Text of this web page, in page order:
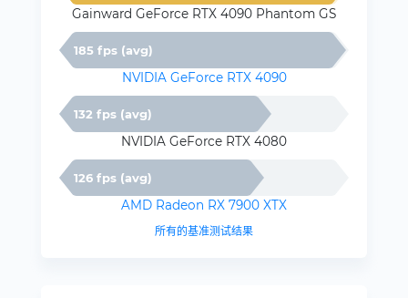
Gainward GeForce RTX 4090 Phantom GS
185 fps (avg)
NVIDIA GeForce RTX 4090
132 fps (avg)
NVIDIA GeForce RTX 4080
126 fps (avg)
AMD Radeon RX 7900 XTX
所有的基准测试结果